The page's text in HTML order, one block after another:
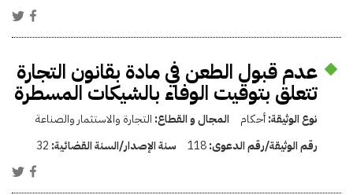
عدم قبول الطعن في مادة بقانون التجارة
تتعلق بتوقيت الوفاء بالشيكات المسطرة
نوع الوثيقة:أحكام المجال و القطاع: التجارة والاستثمار والصناعة
رقم الوثيقة/رقم الدعوى:118 سنة الإصدار/السنة القضائية: 32